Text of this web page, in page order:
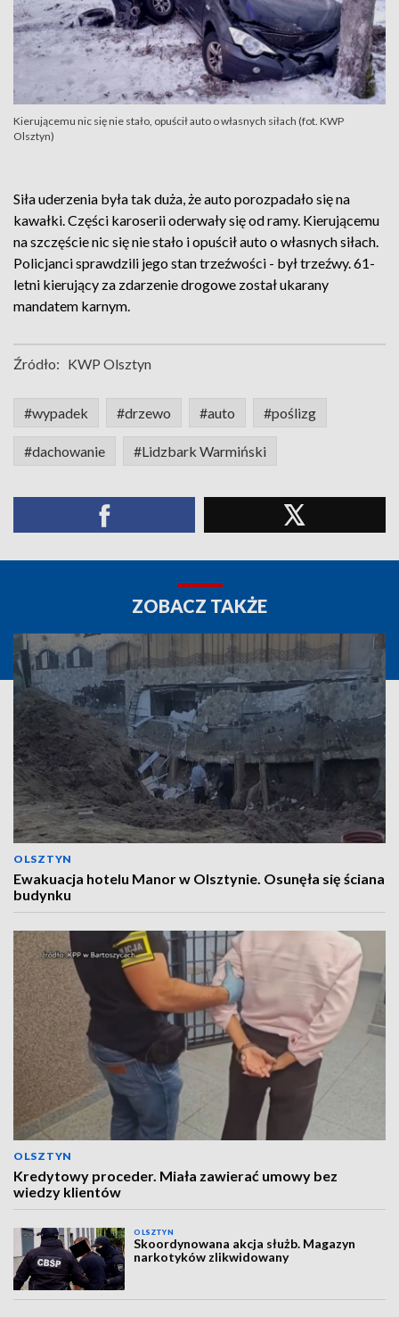
Kierującemu nic się nie stało, opuścił auto o własnych siłach (fot. KWP
Olsztyn)
Siła uderzenia była tak duża, że auto porozpadało się na
kawałki. Części karoserii oderwały się od ramy. Kierującemu
na szczęście nic się nie stało i opuścił auto o własnych siłach.
Policjanci sprawdzili jego stan trzeźwości - był trzeźwy. 61-
letni kierujący za zdarzenie drogowe został ukarany
mandatem karnym.
Źródło: KWP Olsztyn
#wypadek #drzewo #auto #poślizg
#dachowanie #Lidzbark Warmiński
ZOBACZ TAKŻE
OLSZTYN
Ewakuacja hotelu Manor w Olsztynie. Osunęła się ściana
budynku
OLSZTYN
Kredytowy proceder. Miała zawierać umowy bez
wiedzy klientów
OLSZTYN
Skoordynowana akcja służb. Magazyn
narkotyków zlikwidowany